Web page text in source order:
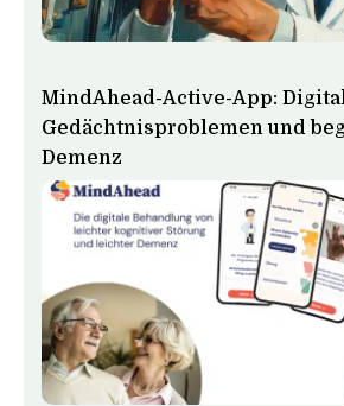
MindAhead-Active-App:
Gedächtnisproblemen und
Demenz